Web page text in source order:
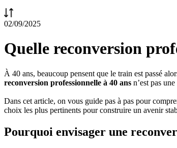
02/09/2025
Quelle reconversion
À 40 ans, beaucoup pensent que le train est passé
reconversion professionnelle à 40 ans n’est pas
Dans cet article, on vous guide pas à pas pour
choix les plus pertinents pour construire un avenir
Pourquoi envisager une